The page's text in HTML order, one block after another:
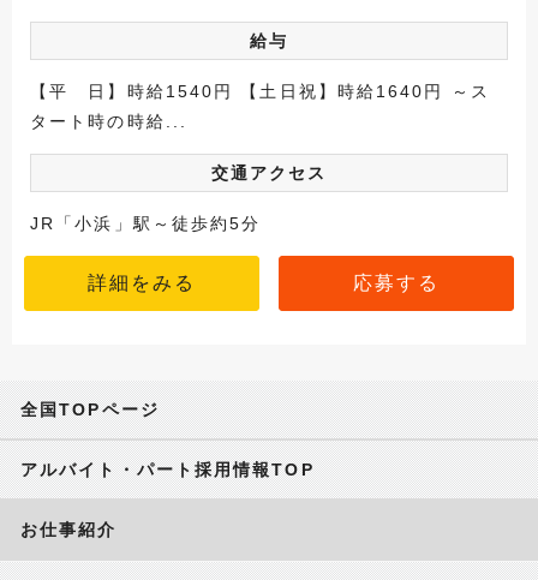
給与
【平 日】時給1540円 【土日祝】時給1640円 ～ス
タート時の時給...
交通アクセス
JR「小浜」駅～徒歩約5分
詳細をみる 応募する
全国TOPページ
アルバイト・パート採用情報TOP
お仕事紹介